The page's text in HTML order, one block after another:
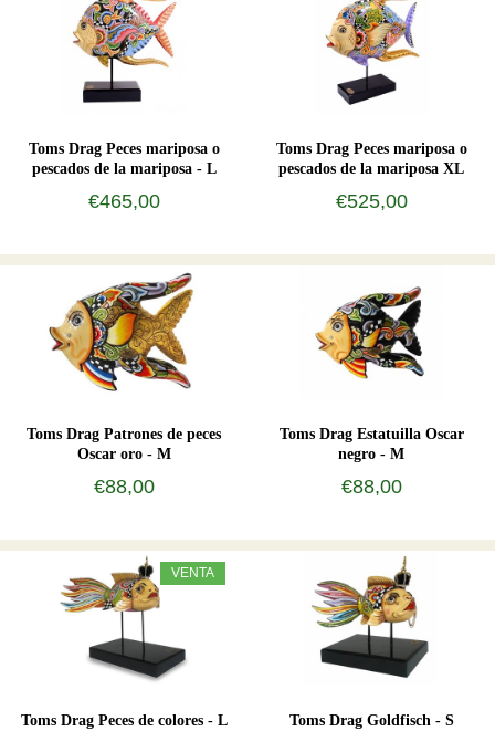
Toms Drag Peces mariposa o
pescados de la mariposa - L
€465,00
Toms Drag Peces mariposa o
pescados de la mariposa XL
€525,00
Toms Drag Patrones de peces
Oscar oro - M
€88,00
Toms Drag Estatuilla Oscar
negro - M
€88,00
VENTA
Toms Drag Peces de colores - L Toms Drag Goldfisch - S